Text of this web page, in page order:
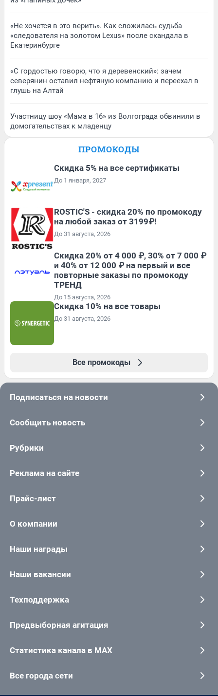
«Не хочется в это верить». Как сложилась судьба
«следователя на золотом Lexus» после скандала в
Екатеринбурге
«С гордостью говорю, что я деревенский»: зачем
северянин оставил нефтяную компанию и переехал в
глушь на Алтай
Участницу шоу «Мама в 16» из Волгограда обвинили в
домогательствах к младенцу
ПРОМОКОДЫ
Скидка 5% на все сертификаты
До 1 января, 2027
ROSTIC'S - скидка 20% по промокоду
на любой заказ от 3199₽!
До 31 августа, 2026
Скидка 20% от 4 000 ₽, 30% от 7 000 ₽
и 40% от 12 000 ₽ на первый и все
повторные заказы по промокоду
ТРЕНД
До 15 августа, 2026
Скидка 10% на все товары
До 31 августа, 2026
Все промокоды
Подписаться на новости
Сообщить новость
Рубрики
Реклама на сайте
Прайс-лист
О компании
Наши награды
Наши вакансии
Техподдержка
Предвыборная агитация
Статистика канала в MAX
Все города сети